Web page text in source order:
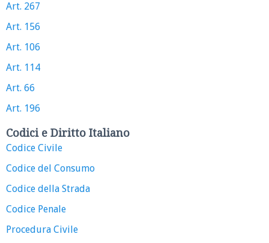
Art. 267
Art. 156
Art. 106
Art. 114
Art. 66
Art. 196
Codici e Diritto Italiano
Codice Civile
Codice del Consumo
Codice della Strada
Codice Penale
Procedura Civile